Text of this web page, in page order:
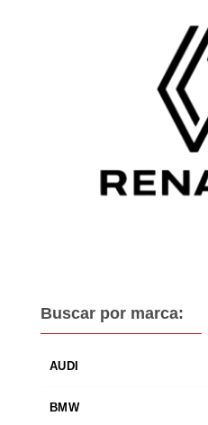
Buscar por marca:
AUDI
BMW